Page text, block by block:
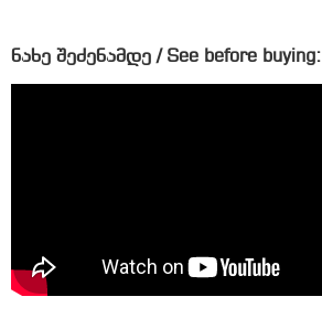
ნახე შეძენამდე / See before buying: